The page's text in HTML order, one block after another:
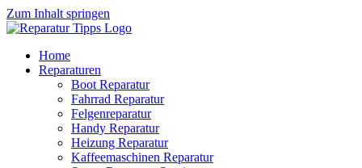
Zum Inhalt springen
Home
Reparaturen
Boot Reparatur
Fahrrad Reparatur
Felgenreparatur
Handy Reparatur
Heizung Reparatur
Kaffeemaschinen Reparatur